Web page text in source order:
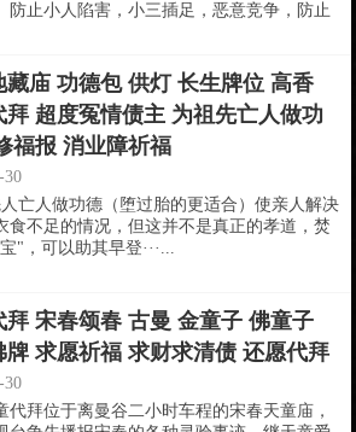
防止小人陷害，小三插足，恶意竞争，防止
藏庙 功德包 供灯 长生牌位 高香
拜 超度冤情债主 为祖先亡人做功
福报 消业障祈福
30
亡人做功德（堕过胎的更适合）使亲人解决
食不足的情况，但这并不是真正的孝道，焚
"，可以助其早登···...
拜 宋春颂春 古曼 金童子 佛童子
牌 求愿祈福 求财求清债 还愿代拜
30
代拜位于离曼谷二小时车程的宋春天童庙，